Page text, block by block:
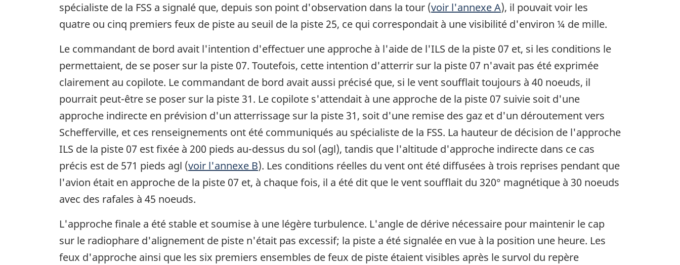
spécialiste de la FSS a signalé que, depuis son point d'observation dans la tour (voir l'annexe A), il pouvait voir les
quatre ou cinq premiers feux de piste au seuil de la piste 25, ce qui correspondait à une visibilité d'environ ¼ de mille.
Le commandant de bord avait l'intention d'effectuer une approche à l'aide de l'ILS de la piste 07 et, si les conditions le
permettaient, de se poser sur la piste 07. Toutefois, cette intention d'atterrir sur la piste 07 n'avait pas été exprimée
clairement au copilote. Le commandant de bord avait aussi précisé que, si le vent soufflait toujours à 40 noeuds, il
pourrait peut-être se poser sur la piste 31. Le copilote s'attendait à une approche de la piste 07 suivie soit d'une
approche indirecte en prévision d'un atterrissage sur la piste 31, soit d'une remise des gaz et d'un déroutement vers
Schefferville, et ces renseignements ont été communiqués au spécialiste de la FSS. La hauteur de décision de l'approche
ILS de la piste 07 est fixée à 200 pieds au-dessus du sol (agl), tandis que l'altitude d'approche indirecte dans ce cas
précis est de 571 pieds agl (voir l'annexe B). Les conditions réelles du vent ont été diffusées à trois reprises pendant que
l'avion était en approche de la piste 07 et, à chaque fois, il a été dit que le vent soufflait du 320° magnétique à 30 noeuds
avec des rafales à 45 noeuds.
L'approche finale a été stable et soumise à une légère turbulence. L'angle de dérive nécessaire pour maintenir le cap
sur le radiophare d'alignement de piste n'était pas excessif; la piste a été signalée en vue à la position une heure. Les
feux d'approche ainsi que les six premiers ensembles de feux de piste étaient visibles après le survol du repère